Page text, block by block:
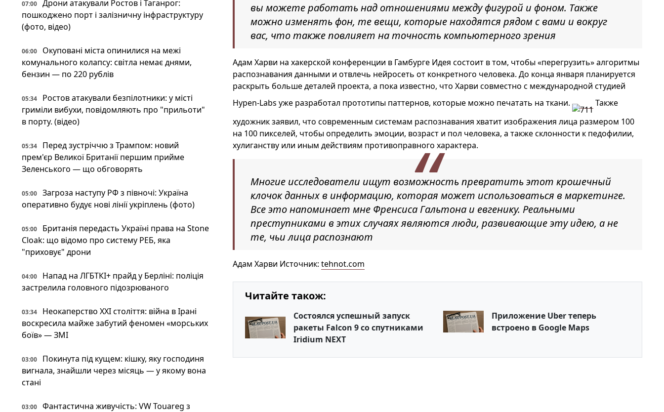
07:00
Дрони атакували Ростов і Таганрог:
пошкоджено порт і залізничну інфраструктуру
(фото, відео)
06:00
Окуповані міста опинилися на межі
комунального колапсу: світла немає днями,
бензин — по 220 рублів
05:34
Ростов атакували безпілотники: у місті
гриміли вибухи, повідомляють про "прильоти"
в порту. (відео)
05:34
Перед зустріччю з Трампом: новий
прем'єр Великої Британії першим прийме
Зеленського — що обговорять
05:00
Загроза наступу РФ з півночі: Україна
оперативно будує нові лінії укріплень (фото)
05:00
Британія передасть Україні права на Stone
Cloak: що відомо про систему РЕБ, яка
"приховує" дрони
04:00
Напад на ЛГБТКІ+ прайд у Берліні: поліція
застрелила головного підозрюваного
03:34
Неокаперство XXI століття: війна в Ірані
воскресила майже забутий феномен «морських
боїв» — ЗМІ
03:00
Покинута під кущем: кішку, яку господиня
вигнала, знайшли через місяць — у якому вона
стані
03:00
Фантастична живучість: VW Touareg з
вы можете работать над отношениями между фигурой и фоном. Также
можно изменять фон, те вещи, которые находятся рядом с вами и вокруг
вас, что также повлияет на точность компьютерного зрения
Адам Харви на хакерской конференции в Гамбурге Идея состоит в том, чтобы «перегрузить» алгоритмы
распознавания данными и отвлечь нейросеть от конкретного человека. До конца января планируется
раскрыть больше деталей проекта, а пока известно, что Харви совместно с международной студией
Hypen-Labs уже разработал прототипы паттернов, которые можно печатать на ткани.
Также
художник заявил, что современным системам распознавания хватит изображения лица размером 100
на 100 пикселей, чтобы определить эмоции, возраст и пол человека, а также склонности к педофилии,
хулиганству или иным действиям противоправного характера.
Многие исследователи ищут возможность превратить этот крошечный
клочок данных в информацию, которая может использоваться в маркетинге.
Все это напоминает мне Френсиса Гальтона и евгенику. Реальными
преступниками в этих случаях являются люди, развивающие эту идею, а не
те, чьи лица распознают
Адам Харви Источник: tehnot.com
Читайте також:
Состоялся успешный запуск
ракеты Falcon 9 со спутниками
Iridium NEXT
Приложение Uber теперь
встроено в Google Maps